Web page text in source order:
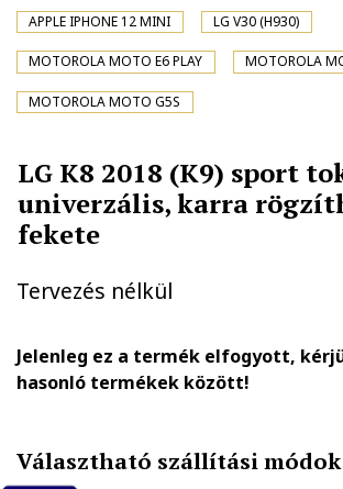
APPLE IPHONE 12 MINI LG V30 (H930)
MOTOROLA MOTO E6 PLAY MOTOROLA
MOTOROLA MOTO G5S
LG K8 2018 (K9) sport
univerzális, karra
fekete
Tervezés nélkül
Jelenleg ez a termék elfogyott,
hasonló termékek között!
Választható szállítási módok